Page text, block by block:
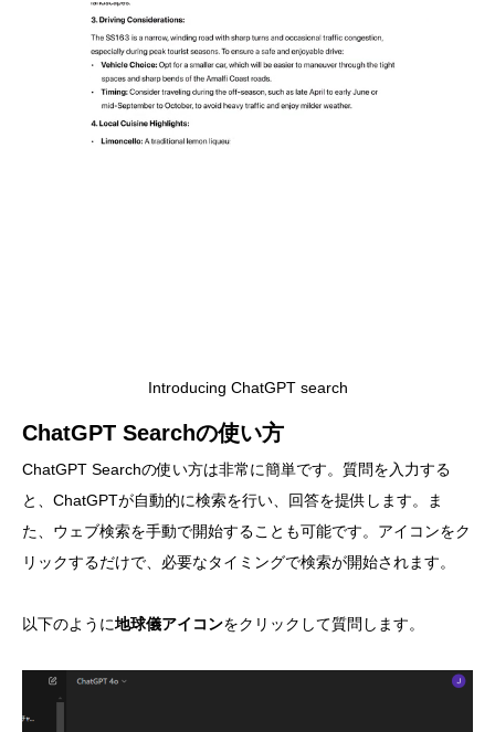
Introducing ChatGPT search
ChatGPT Searchの使い方
ChatGPT Searchの使い方は非常に簡単です。質問を入力する
と、ChatGPTが自動的に検索を行い、回答を提供します。ま
た、ウェブ検索を手動で開始することも可能です。アイコンをク
リックするだけで、必要なタイミングで検索が開始されます。
以下のように地球儀アイコンをクリックして質問します。